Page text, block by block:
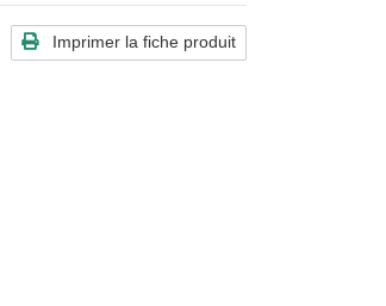
Imprimer la fiche produit